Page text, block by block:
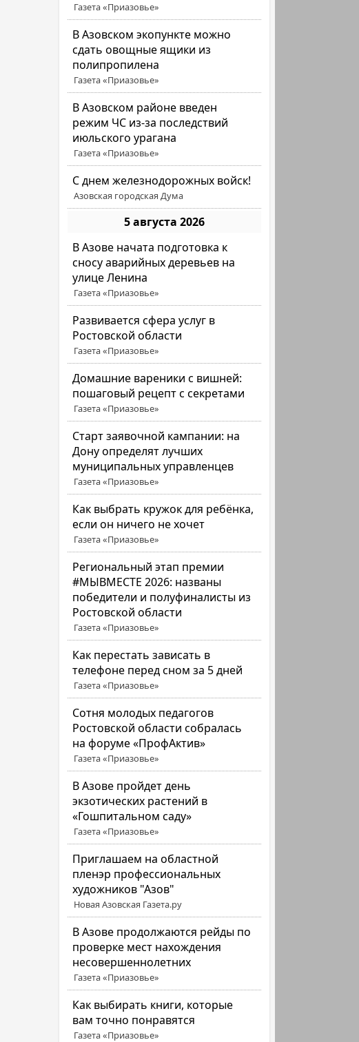
Газета «Приазовье»
В Азовском экопункте можно
сдать овощные ящики из
полипропилена
Газета «Приазовье»
В Азовском районе введен
режим ЧС из-за последствий
июльского урагана
Газета «Приазовье»
С днем железнодорожных войск!
Азовская городская Дума
5 августа 2026
В Азове начата подготовка к
сносу аварийных деревьев на
улице Ленина
Газета «Приазовье»
Развивается сфера услуг в
Ростовской области
Газета «Приазовье»
Домашние вареники с вишней:
пошаговый рецепт с секретами
Газета «Приазовье»
Старт заявочной кампании: на
Дону определят лучших
муниципальных управленцев
Газета «Приазовье»
Как выбрать кружок для ребёнка,
если он ничего не хочет
Газета «Приазовье»
Региональный этап премии
#МЫВМЕСТЕ 2026: названы
победители и полуфиналисты из
Ростовской области
Газета «Приазовье»
Как перестать зависать в
телефоне перед сном за 5 дней
Газета «Приазовье»
Сотня молодых педагогов
Ростовской области собралась
на форуме «ПрофАктив»
Газета «Приазовье»
В Азове пройдет день
экзотических растений в
«Гошпитальном саду»
Газета «Приазовье»
Приглашаем на областной
пленэр профессиональных
художников "Азов"
Новая Азовская Газета.ру
В Азове продолжаются рейды по
проверке мест нахождения
несовершеннолетних
Газета «Приазовье»
Как выбирать книги, которые
вам точно понравятся
Газета «Приазовье»